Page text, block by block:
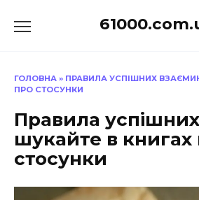
до
ГОЛОВНА » ПРАВИЛА УСПІШНИХ
ПРО СТОСУНКИ
Правила
шукайте в книгах
стосунки